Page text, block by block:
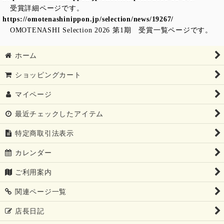
受賞詳細ページです。
https://omotenashinippon.jp/selection/news/19267/
OMOTENASHI Selection 2026 第1期 受賞一覧ページです。
ホーム
ショッピングカート
マイページ
最近チェックしたアイテム
特定商取引法表示
カレンダー
ご利用案内
関連ページ一覧
店長日記